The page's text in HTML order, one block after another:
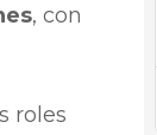
, con
roles